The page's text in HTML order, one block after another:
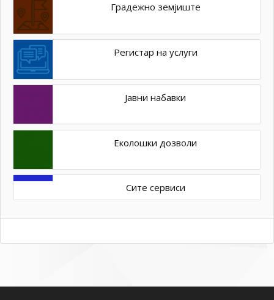
Градежно земјиште
Регистар на услуги
Јавни набавки
Еколошки дозволи
Сите сервиси